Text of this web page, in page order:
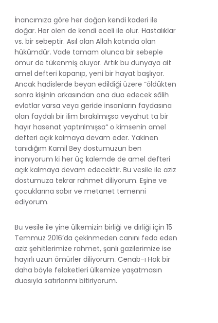
İnancımıza göre her doğan kendi kaderi ile
doğar. Her ölen de kendi eceli ile ölür. Hastalıklar
vs. bir sebeptir. Asıl olan Allah katında olan
hükümdür. Vade tamam olunca bir sebeple
ömür de tükenmiş oluyor. Artık bu dünyaya ait
amel defteri kapanıp, yeni bir hayat başlıyor.
Ancak hadislerde beyan edildiği üzere “öldükten
sonra kişinin arkasından ona dua edecek sâlih
evlatlar varsa veya geride insanların faydasına
olan faydalı bir ilim bırakılmışsa veyahut ta bir
hayır hasenat yaptırılmışsa” o kimsenin amel
defteri açık kalmaya devam eder. Yakinen
tanıdığım Kamil Bey dostumuzun ben
inanıyorum ki her üç kalemde de amel defteri
açık kalmaya devam edecektir. Bu vesile ile aziz
dostumuza tekrar rahmet diliyorum. Eşine ve
çocuklarına sabır ve metanet temenni
ediyorum.
Bu vesile ile yine ülkemizin birliği ve dirliği için 15
Temmuz 2016’da çekinmeden canını feda eden
aziz şehitlerimize rahmet, şanlı gazilerimize ise
hayırlı uzun ömürler diliyorum. Cenab-ı Hak bir
daha böyle felaketleri ülkemize yaşatmasın
duasıyla satırlarımı bitiriyorum.